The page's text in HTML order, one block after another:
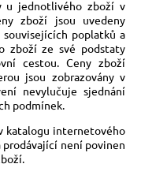
u jednotlivého zboží v
zboží jsou uvedeny
poplatků a
zboží ze své podstaty
cestou. Ceny zboží
jsou zobrazovány v
nevylučuje sjednání
podmínek.
katalogu internetového
není povinen